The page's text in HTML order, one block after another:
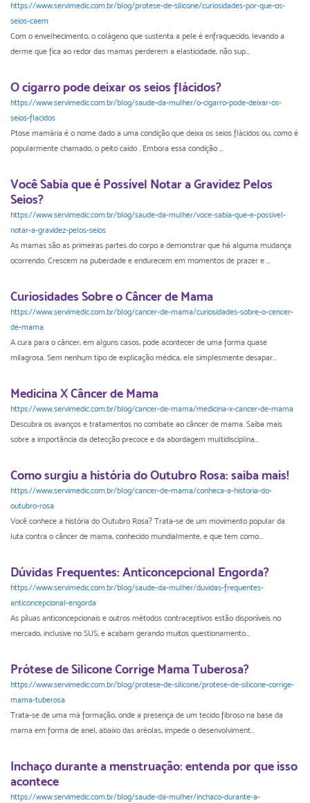
https://www.servimedic.com.br/blog/protese-de-silicone/curiosidades-por-que-os-
seios-caem
Com o envelhecimento, o colágeno que sustenta a pele é enfraquecido, levando a
derme que fica ao redor das mamas perderem a elasticidade, não sup...
O cigarro pode deixar os seios flácidos?
https://www.servimedic.com.br/blog/saude-da-mulher/o-cigarro-pode-deixar-os-
seios-flacidos
Ptose mamária é o nome dado a uma condição que deixa os seios flácidos ou, como é
popularmente chamado, o peito caído . Embora essa condição ...
Você Sabia que é Possível Notar a Gravidez Pelos
Seios?
https://www.servimedic.com.br/blog/saude-da-mulher/voce-sabia-que-e-possivel-
notar-a-gravidez-pelos-seios
As mamas são as primeiras partes do corpo a demonstrar que há alguma mudança
ocorrendo. Crescem na puberdade e endurecem em momentos de prazer e ...
Curiosidades Sobre o Câncer de Mama
https://www.servimedic.com.br/blog/cancer-de-mama/curiosidades-sobre-o-cencer-
de-mama
A cura para o câncer, em alguns casos, pode acontecer de uma forma quase
milagrosa. Sem nenhum tipo de explicação médica, ele simplesmente desapar...
Medicina X Câncer de Mama
https://www.servimedic.com.br/blog/cancer-de-mama/medicina-x-cancer-de-mama
Descubra os avanços e tratamentos no combate ao câncer de mama. Saiba mais
sobre a importância da detecção precoce e da abordagem multidisciplina...
Como surgiu a história do Outubro Rosa: saiba mais!
https://www.servimedic.com.br/blog/cancer-de-mama/conheca-a-historia-do-
outubro-rosa
Você conhece a história do Outubro Rosa? Trata-se de um movimento popular da
luta contra o câncer de mama, conhecido mundialmente, e que tem como...
Dúvidas Frequentes: Anticoncepcional Engorda?
https://www.servimedic.com.br/blog/saude-da-mulher/duvidas-frequentes-
anticoncepcional-engorda
As píluas anticoncepcionais e outros métodos contraceptivos estão disponíveis no
mercado, inclusive no SUS, e acabam gerando muitos questionamento...
Prótese de Silicone Corrige Mama Tuberosa?
https://www.servimedic.com.br/blog/protese-de-silicone/protese-de-silicone-corrige-
mama-tuberosa
Trata-se de uma má formação, onde a presença de um tecido fibroso na base da
mama em forma de anel, abaixo das aréolas, impede o desenvolviment...
Inchaço durante a menstruação: entenda por que isso
acontece
https://www.servimedic.com.br/blog/saude-da-mulher/inchaco-durante-a-